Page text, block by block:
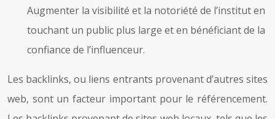
Augmenter la visibilité et la notoriété de l’institut en
touchant un public plus large et en bénéficiant de la
confiance de l’influenceur.
Les backlinks, ou liens entrants provenant d’autres sites
web, sont un facteur important pour le référencement.